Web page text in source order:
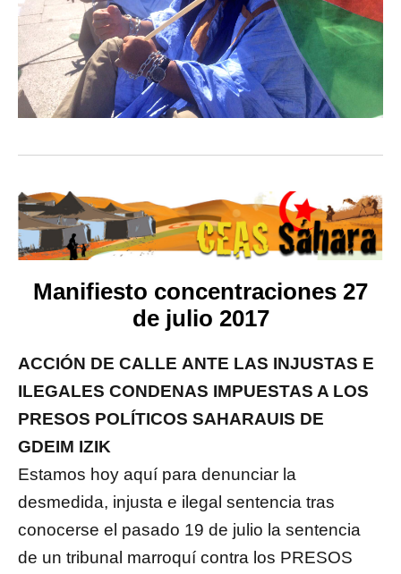
Manifiesto concentraciones 27
de julio 2017
ACCIÓN DE CALLE ANTE LAS INJUSTAS E
ILEGALES CONDENAS IMPUESTAS A LOS
PRESOS POLÍTICOS SAHARAUIS DE
GDEIM IZIK
Estamos hoy aquí para denunciar la
desmedida, injusta e ilegal sentencia tras
conocerse el pasado 19 de julio la sentencia
de un tribunal marroquí contra los PRESOS